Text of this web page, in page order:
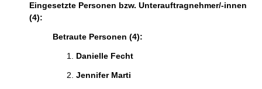
Eingesetzte Personen bzw. Unterauftragnehmer/-innen
(4):
Betraute Personen (4):
Danielle Fecht
Jennifer Marti